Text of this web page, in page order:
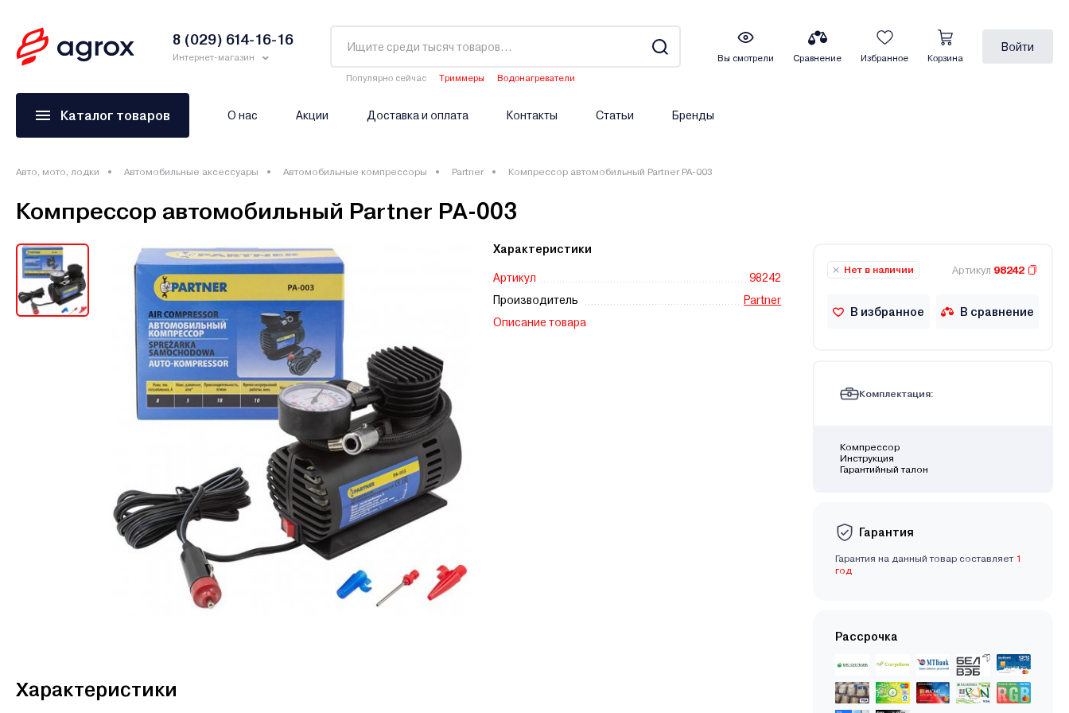
8 (029) 614-16-16
Интернет-магазин
Популярно сейчас Триммеры
Водонагреватели
Вы смотрели Сравнение Избранное Корзина
Войти
Каталог товаров О нас Акции Доставка и оплата Контакты Статьи Бренды
Авто, мото, лодки Автомобильные аксессуары Автомобильные компрессоры Partner Компрессор автомобильный Partner PA-003
Компрессор автомобильный Partner PA-003
Характеристики
Артикул
98242
Производитель
Partner
Описание товара
Характеристики
Нет в наличии Артикул 98242
В избранное В сравнение
Комплектация:
Компрессор
Инструкция
Гарантийный талон
Гарантия
Гарантия на данный товар составляет 1
год
Рассрочка